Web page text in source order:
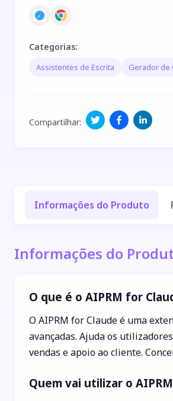
Categorias:
Assistentes de Escrita Gerador de
Compartilhar:
Informações do Produto
Informações do
O que é o AIPRM for
O AIPRM for Claude é uma
avançadas. Ajuda os
vendas e apoio ao cliente.
Quem vai utilizar o